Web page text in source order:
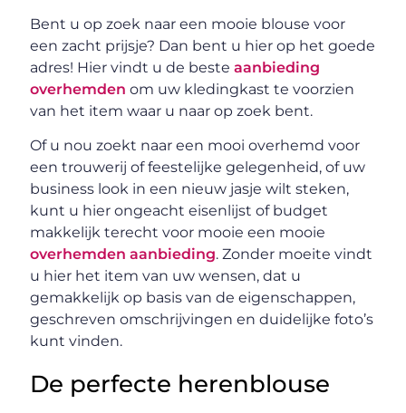
Bent u op zoek naar een mooie blouse voor
een zacht prijsje? Dan bent u hier op het goede
adres! Hier vindt u de besteaanbieding
overhemden om uw kledingkast te voorzien
van het item waar u naar op zoek bent.
Of u nou zoekt naar een mooi overhemd voor
een trouwerij of feestelijke gelegenheid, of uw
business look in een nieuw jasje wilt steken,
kunt u hier ongeacht eisenlijst of budget
makkelijk terecht voor mooie een mooie
overhemden aanbieding. Zonder moeite vindt
u hier het item van uw wensen, dat u
gemakkelijk op basis van de eigenschappen,
geschreven omschrijvingen en duidelijke foto’s
kunt vinden.
De perfecte herenblouse